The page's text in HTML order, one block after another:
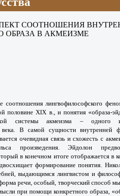
СООТНОШЕНИЯ
ОБРАЗА В АКМЕИЗМЕ
соотношения лингвофилософского
половине XIX в., и понятия «образа-
системы акмеизма –
века. В самой сущности внутренней
очевидная связь и схожесть с
произведения. Эйдолон
в конечном итоге отображается в
формированиепонятия.
выдающимся лингвистом и
речи, особый, творческий способ
при помощи конкретного образа,